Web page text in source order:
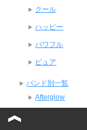
クール
ハッピー
パワフル
ピュア
バンド別一覧
Afterglow